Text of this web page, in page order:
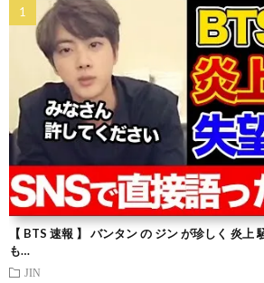
【 BTS 速報 】 バンタン の ジン が珍しく 炎上
も…
JIN